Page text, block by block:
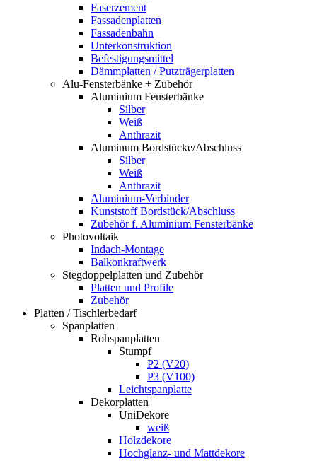
Faserzement
Fassadenplatten
Fassadenbahn
Unterkonstruktion
Befestigungsmittel
Dämmplatten / Putzträgerplatten
Alu-Fensterbänke + Zubehör
Aluminium Fensterbänke
Silber
Weiß
Anthrazit
Aluminum Bordstücke/Abschluss
Silber
Weiß
Anthrazit
Aluminium-Verbinder
Kunststoff Bordstück/Abschluss
Zubehör f. Aluminium Fensterbänke
Photovoltaik
Indach-Montage
Balkonkraftwerk
Stegdoppelplatten und Zubehör
Platten und Profile
Zubehör
Platten / Tischlerbedarf
Spanplatten
Rohspanplatten
Stumpf
P2 (V20)
P3 (V100)
Leichtspanplatte
Dekorplatten
UniDekore
weiß
Holzdekore
Hochglanz- und Mattdekore